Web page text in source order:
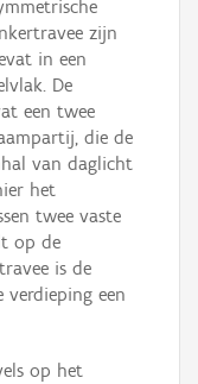
zijn
in een
De
een twee
die de
van daglicht
het
twee vaste
op de
is de
verdieping een
op het